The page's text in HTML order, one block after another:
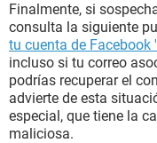
Finalmente, si
consulta la siguiente
tu cuenta de Facebook
incluso si tu correo
podrías recuperar el
advierte de esta
especial, que tiene la
maliciosa.